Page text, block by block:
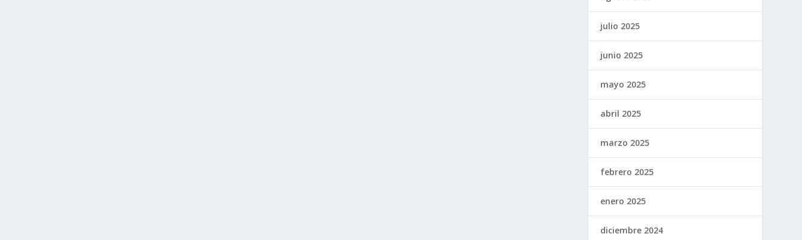
julio 2025
junio 2025
mayo 2025
abril 2025
marzo 2025
febrero 2025
enero 2025
diciembre 2024